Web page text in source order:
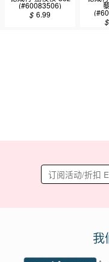
(#60083506)
$6.99
$
我